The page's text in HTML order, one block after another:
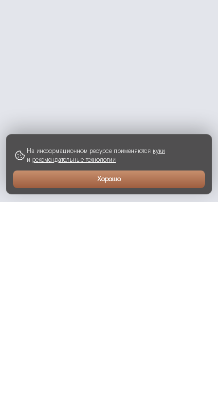
На информационном ресурсе применяются куки
и рекомендательные технологии
Хорошо